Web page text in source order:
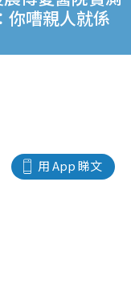
你嘈親人就係
用 App 睇文